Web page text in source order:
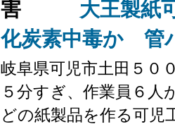
大王製紙
化炭素中毒か 管
岐阜県可児市土田５０
５分すぎ、作業員６人
どの紙製品を作る可児